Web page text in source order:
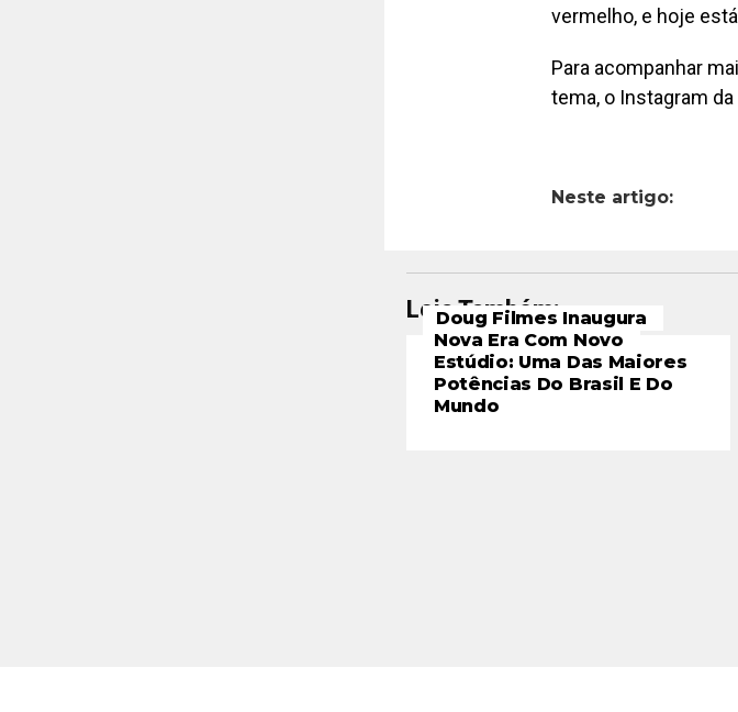
vermelho, e hoje
Para acompanhar
tema, o Instagram
Neste artigo:
Leia Também:
Doug Filmes Inaugura
Nova Era Com Novo
Estúdio: Uma Das Maiores
Potências Do Brasil E Do
Mundo